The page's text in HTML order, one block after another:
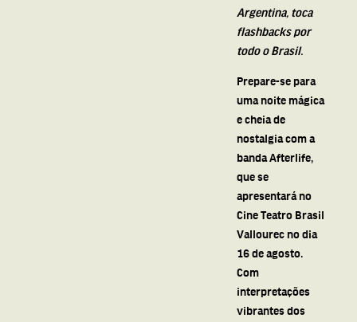
Argentina, toca
flashbacks por
todo o Brasil.
Prepare-se para
uma noite mágica
e cheia de
nostalgia com a
banda Afterlife,
que se
apresentará no
Cine Teatro Brasil
Vallourec no dia
16 de agosto.
Com
interpretações
vibrantes dos